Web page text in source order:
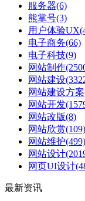
服务器(6)
熊掌号(3)
用户体验UX
电子商务(66)
电子科技(9)
网站制作
网站建设
网站建设方案
网站开发
网站改版(8)
网站欣赏(109)
网站维护(499)
网站设计
网页UI设计
最新资讯